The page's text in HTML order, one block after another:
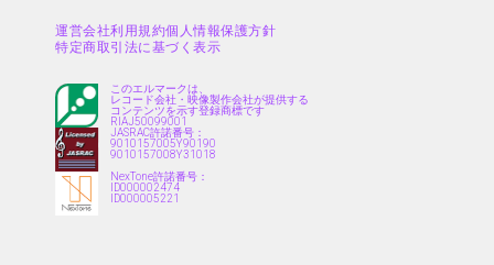
運営会社利用規約個人情報保護方針
特定商取引法に基づく表示
このエルマークは、
レコード会社・映像製作会社が提供する
コンテンツを示す登録商標です
RIAJ50099001
JASRAC許諾番号：
9010157005Y90190
9010157008Y31018
NexTone許諾番号：
ID000002474
ID000005221